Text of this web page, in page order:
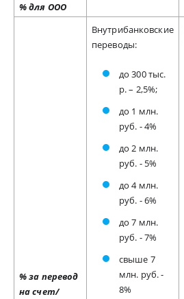
% для ООО
% за перевод
на счет/
Внутрибанковские
переводы:
до 300 тыс.
р. – 2,5%;
до 1 млн.
руб. - 4%
до 2 млн.
руб. - 5%
до 4 млн.
руб. - 6%
до 7 млн.
руб. - 7%
свыше 7
млн. руб. -
8%